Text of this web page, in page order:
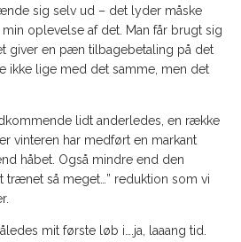
sig selv ud – det lyder måske
oplevelse af det. Man får brugt sig
giver en pæn tilbagebetaling på det
ikke lige med det samme, men det
lidt anderledes, en række
vinteren har medført en markant
håbet. Også mindre end den
trænet så meget…” reduktion som vi
mit første løb i….ja, laaang tid.